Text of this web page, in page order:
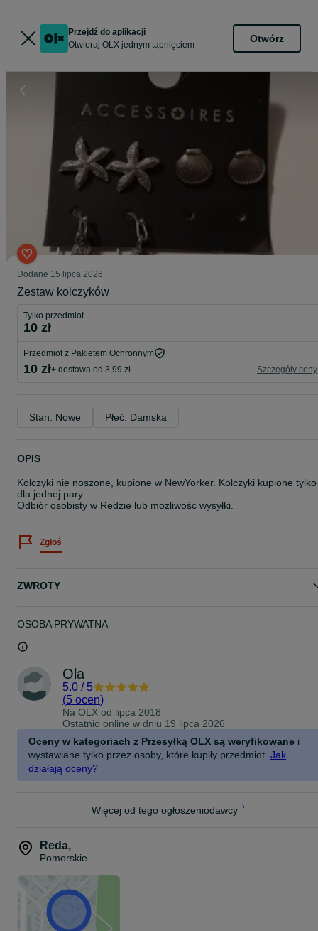
Przejdź do aplikacji
Otwieraj OLX jednym tapnięciem
Otwórz
Dodane 15 lipca 2026
Zestaw kolczyków
Tylko przedmiot
10 zł
Przedmiot z Pakietem Ochronnym
10 zł+ dostawa od 3,99 zł Szczegóły ceny
Stan: Nowe Płeć: Damska
OPIS
Kolczyki nie noszone, kupione w NewYorker. Kolczyki kupione tylko
dla jednej pary.
Odbiór osobisty w Redzie lub możliwość wysyłki.
Zgłoś
ZWROTY
OSOBA PRYWATNA
Ola
5.0 / 5
(5 ocen)
Na OLX od lipca 2018
Ostatnio online w dniu 19 lipca 2026
Oceny w kategoriach z Przesyłką OLX są weryfikowane i
wystawiane tylko przez osoby, które kupiły przedmiot. Jak
działają oceny?
Więcej od tego ogłoszeniodawcy
Reda,
Pomorskie